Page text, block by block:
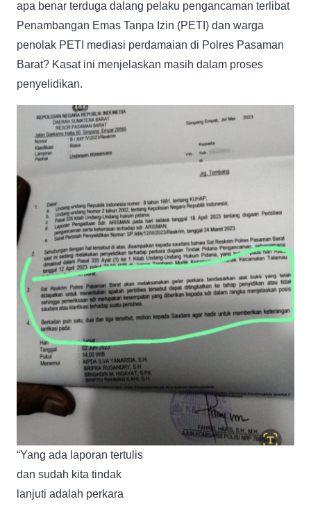
apa benar terduga dalang pelaku pengancaman terlibat
Penambangan Emas Tanpa Izin (PETI) dan warga
penolak PETI mediasi perdamaian di Polres Pasaman
Barat? Kasat ini menjelaskan masih dalam proses
penyelidikan.
“Yang ada laporan tertulis
dan sudah kita tindak
lanjuti adalah perkara